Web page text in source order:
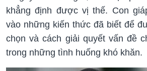
khẳng định được vị thế. Con
vào những kiến thức đã biết để
chọn và cách giải quyết vấn đề
trong những tình huống khó khăn.